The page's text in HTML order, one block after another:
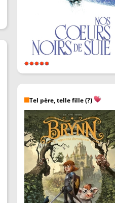
Tel père, telle fille (?)